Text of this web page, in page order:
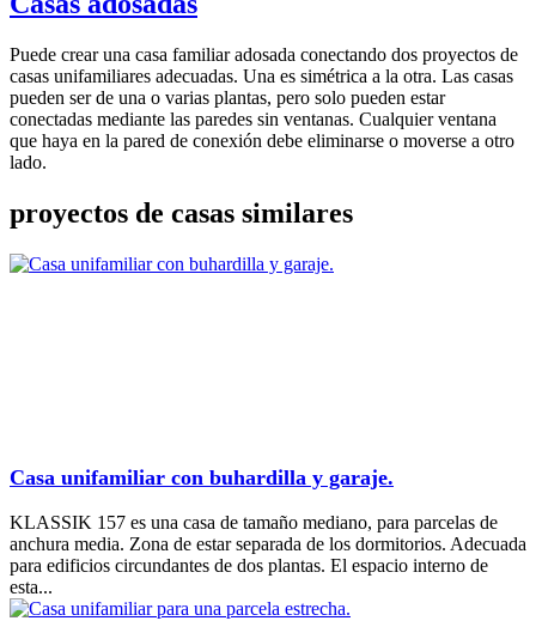
Puede crear una casa familiar adosada conectando dos proyectos de
casas unifamiliares adecuadas. Una es simétrica a la otra. Las casas
pueden ser de una o varias plantas, pero solo pueden estar
conectadas mediante las paredes sin ventanas. Cualquier ventana
que haya en la pared de conexión debe eliminarse o moverse a otro
lado.
proyectos de casas similares
Casa unifamiliar con buhardilla y garaje.
KLASSIK 157 es una casa de tamaño mediano, para parcelas de
anchura media. Zona de estar separada de los dormitorios. Adecuada
para edificios circundantes de dos plantas. El espacio interno de
esta...